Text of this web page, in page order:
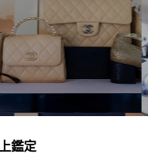
鑑定